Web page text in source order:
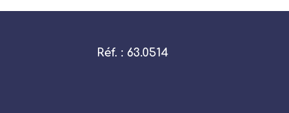
Réf. : 63.0514